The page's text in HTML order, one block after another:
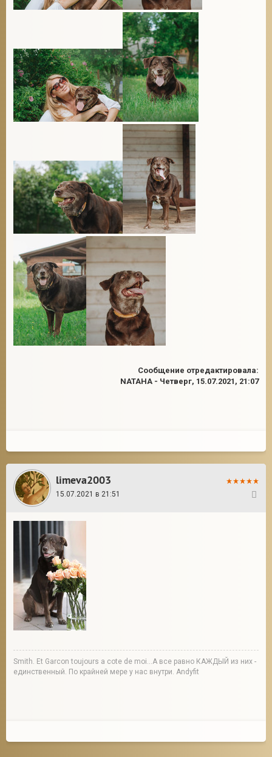
Сообщение отредактировала:
NATAHA - Четверг, 15.07.2021, 21:07
limeva2003
15.07.2021 в 21:51
Smith. Et Garcon toujours a cote de moi...А все равно КАЖДЫЙ из них -
единственный. По крайней мере у нас внутри. Andyfit